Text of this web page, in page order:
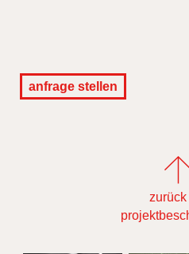
anfrage stellen
zurück